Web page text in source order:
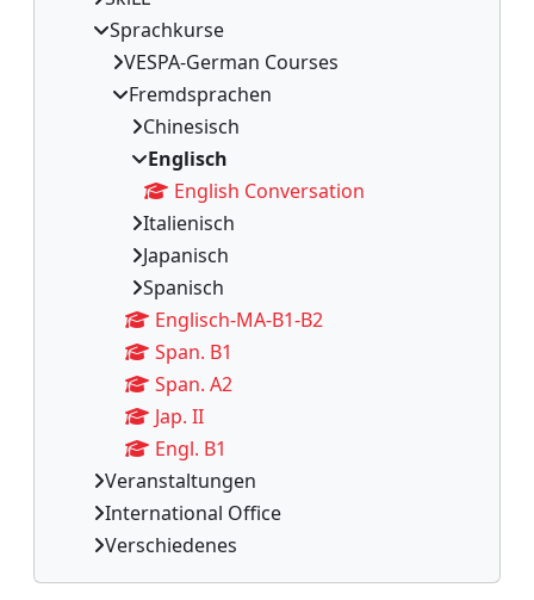
Sprachkurse
VESPA-German Courses
Fremdsprachen
Chinesisch
Englisch
English Conversation
Italienisch
Japanisch
Spanisch
Englisch-MA-B1-B2
Span. B1
Span. A2
Jap. II
Engl. B1
Veranstaltungen
International Office
Verschiedenes